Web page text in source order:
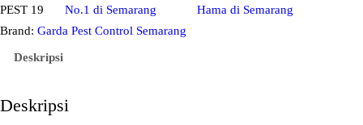
n
t
s
PEST 19
No.1 di Semarang
Hama di Semarang
Brand: Garda Pest Control Semarang
Deskripsi
Deskripsi